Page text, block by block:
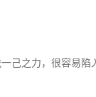
己之力，很容易陷